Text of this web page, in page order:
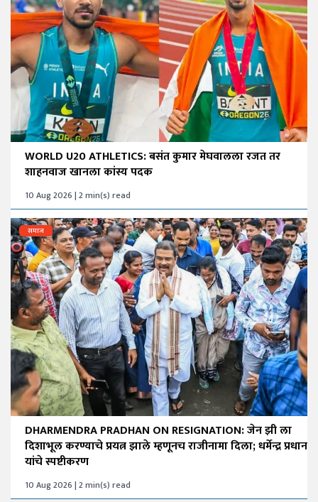
WORLD U20 ATHLETICS: बसंत कुमार मेघवालला रजत तर
शाहनवाज खानला कांस्य पदक
10 Aug 2026 | 2 min(s) read
समाज
DHARMENDRA PRADHAN ON RESIGNATION: जेन झी ला
दिशाभूल करण्याचे प्रयत्न झाले म्हणूनच राजीनामा दिला; धर्मेन्द्र प्रधान
यांचे स्पष्टीकरण
10 Aug 2026 | 2 min(s) read